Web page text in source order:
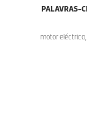
PALAVRAS-
motor